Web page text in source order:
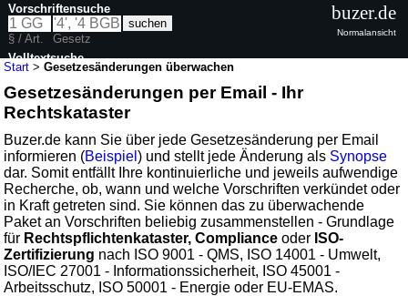
Start >Gesetzesänderungen überwachen
Gesetzesänderungen per Email - Ihr
Rechtskataster
Buzer.de kann Sie über jede Gesetzesänderung per Email
informieren (Beispiel) und stellt jede Änderung als Synopse
dar. Somit entfällt Ihre kontinuierliche und jeweils aufwendige
Recherche, ob, wann und welche Vorschriften verkündet oder
in Kraft getreten sind. Sie können das zu überwachende
Paket an Vorschriften beliebig zusammenstellen - Grundlage
für Rechtspflichtenkataster, Compliance oder ISO-
Zertifizierung nach ISO 9001 - QMS, ISO 14001 - Umwelt,
ISO/IEC 27001 - Informationssicherheit, ISO 45001 -
Arbeitsschutz, ISO 50001 - Energie oder EU-EMAS.
Vorschriftensuche
§ / Art.
Gesetz
Volltextsuche
buzer.de
Normalansicht